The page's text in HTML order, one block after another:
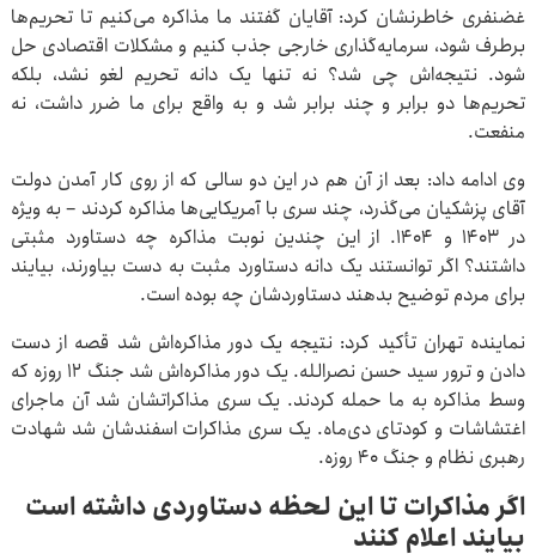
غضنفری خاطرنشان کرد: آقایان گفتند ما مذاکره می‌کنیم تا تحریم‌ها
برطرف شود، سرمایه‌گذاری خارجی جذب کنیم و مشکلات اقتصادی حل
شود. نتیجه‌اش چی شد؟ نه تنها یک دانه تحریم لغو نشد، بلکه
تحریم‌ها دو برابر و چند برابر شد و به واقع برای ما ضرر داشت، نه
منفعت.
وی ادامه داد: بعد از آن هم در این دو سالی که از روی کار آمدن دولت
آقای پزشکیان می‌گذرد، چند سری با آمریکایی‌ها مذاکره کردند – به ویژه
در ۱۴۰۳ و ۱۴۰۴. از این چندین نوبت مذاکره چه دستاورد مثبتی
داشتند؟ اگر توانستند یک دانه دستاورد مثبت به دست بیاورند، بیایند
برای مردم توضیح بدهند دستاوردشان چه بوده است.
نماینده تهران تأکید کرد: نتیجه یک دور مذاکره‌اش شد قصه از دست
دادن و ترور سید حسن نصرالله. یک دور مذاکره‌اش شد جنگ ۱۲ روزه که
وسط مذاکره به ما حمله کردند. یک سری مذاکراتشان شد آن ماجرای
اغتشاشات و کودتای دی‌ماه. یک سری مذاکرات اسفندشان شد شهادت
رهبری نظام و جنگ ۴۰ روزه.
اگر مذاکرات تا این لحظه دستاوردی داشته است
بیایند اعلام کنند